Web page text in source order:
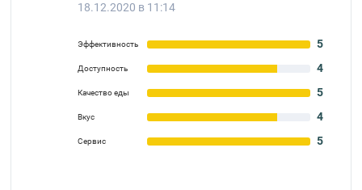
18.12.2020 в 11:14
Эффективность 5
Доступность 4
Качество еды 5
Вкус 4
Сервис 5